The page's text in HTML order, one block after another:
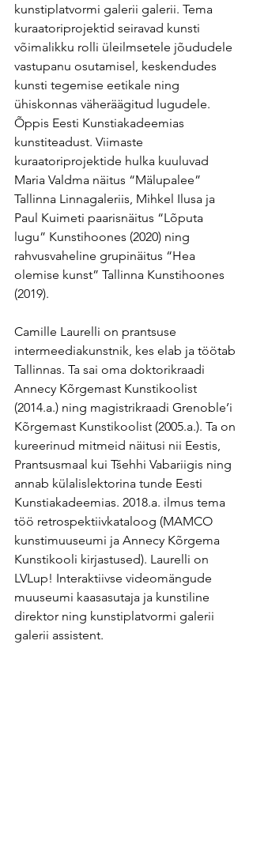
kunstiplatvormi galerii galerii. Tema
kuraatoriprojektid seiravad kunsti
võimalikku rolli üleilmsetele jõududele
vastupanu osutamisel, keskendudes
kunsti tegemise eetikale ning
ühiskonnas väheräägitud lugudele.
Õppis Eesti Kunstiakadeemias
kunstiteadust. Viimaste
kuraatoriprojektide hulka kuuluvad
Maria Valdma näitus “Mälupalee”
Tallinna Linnagaleriis, Mihkel Ilusa ja
Paul Kuimeti paarisnäitus “Lõputa
lugu” Kunstihoones (2020) ning
rahvusvaheline grupinäitus “Hea
olemise kunst” Tallinna Kunstihoones
(2019).
Camille Laurelli on prantsuse
intermeediakunstnik, kes elab ja töötab
Tallinnas. Ta sai oma doktorikraadi
Annecy Kõrgemast Kunstikoolist
(2014.a.) ning magistrikraadi Grenoble’i
Kõrgemast Kunstikoolist (2005.a.). Ta on
kureerinud mitmeid näitusi nii Eestis,
Prantsusmaal kui Tšehhi Vabariigis ning
annab külalislektorina tunde Eesti
Kunstiakadeemias. 2018.a. ilmus tema
töö retrospektiivkataloog (MAMCO
kunstimuuseumi ja Annecy Kõrgema
Kunstikooli kirjastused). Laurelli on
LVLup! Interaktiivse videomängude
muuseumi kaasasutaja ja kunstiline
direktor ning kunstiplatvormi galerii
galerii assistent.